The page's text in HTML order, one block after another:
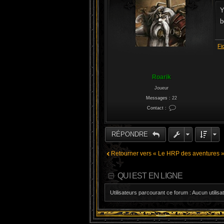
e
r
m
d
a
d
d
Roarik
Joueur
Messages : 22
Contact :
n
a
r
i
k
RÉPONDRE
Retourner vers « Le HRP des aventures »
QUI EST EN LIGNE
Utilisateurs parcourant ce forum : Aucun